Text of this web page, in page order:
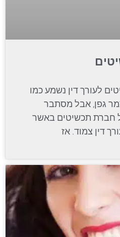
לעורך דין נשמע כמו
גפן, אבל מסתבר
חברת תכשיטים באשר
דין צמוד. אז